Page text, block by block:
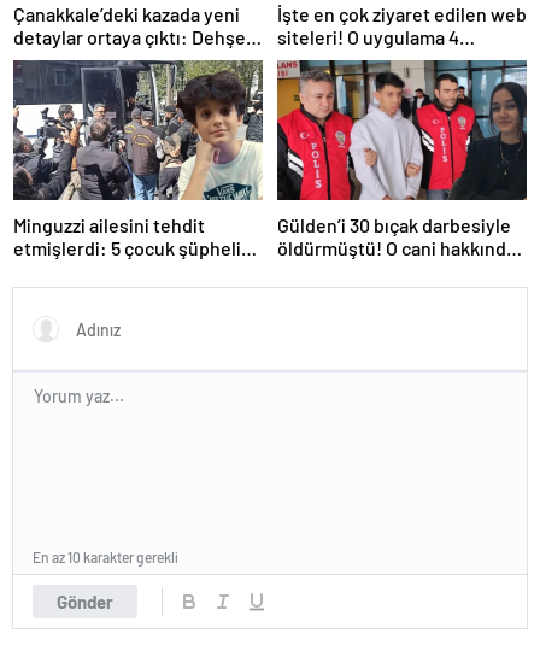
Çanakkale’deki kazada yeni
detaylar ortaya çıktı: Dehşet
kamyonunun suç dosyası
kabarık!
İşte en çok ziyaret edilen web
siteleri! O uygulama 4
basamak birden yükseldi: İlk
sırada…
Minguzzi ailesini tehdit
etmişlerdi: 5 çocuk şüpheli
oldu
Gülden’i 30 bıçak darbesiyle
öldürmüştü! O cani hakkında
donduran detaylar…
Gönder
En az 10 karakter gerekli